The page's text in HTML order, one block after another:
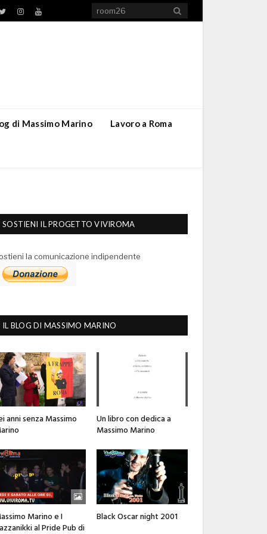
TwitterInstagramYouTube
di Massimo Marino Lavoro a Roma
SOSTIENI IL PROGETTO VIVIROMA
la comunicazione indipendente
IL BLOG DI MASSIMO MARINO
anni senza Massimo
Un libro con dedica a
Massimo Marino
Marino e I
al Pride Pub di
Black Oscar night 2001